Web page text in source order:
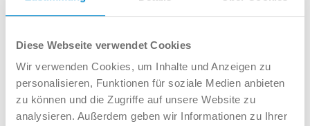
Diese Webseite verwendet Cookies
Wir verwenden Cookies, um Inhalte und Anzeigen zu
personalisieren, Funktionen für soziale Medien anbieten
zu können und die Zugriffe auf unsere Website zu
analysieren. Außerdem geben wir Informationen zu Ihrer
Angebot? Wir möchten Sie gern
beraten!